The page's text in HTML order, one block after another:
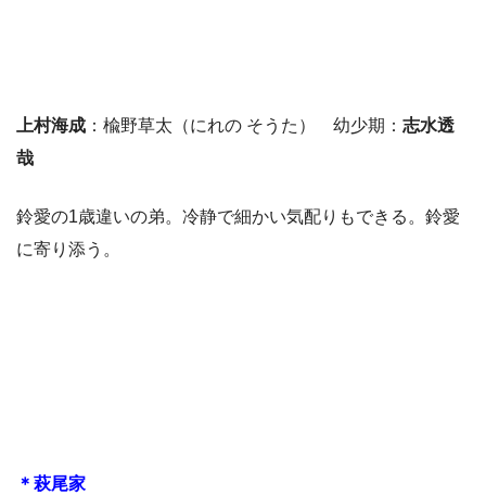
上村海成 ：楡野草太（にれの そうた） 幼少期： 志水透
哉
鈴愛の1歳違いの弟。冷静で細かい気配りもできる。鈴愛
に寄り添う。
＊萩尾家